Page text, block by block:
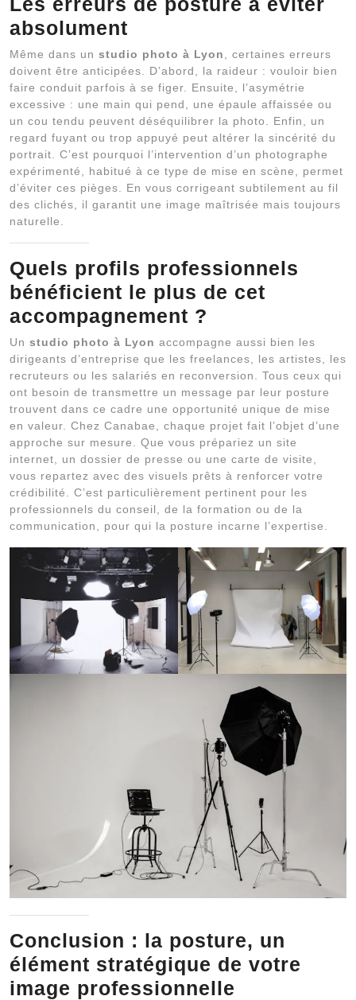
absolument
Même dans un studio photo à Lyon
, certaines erreurs
doivent être anticipées. D’abord, la raideur : vouloir bien
faire conduit parfois à se figer. Ensuite, l’asymétrie
excessive : une main qui pend, une épaule affaissée ou
un cou tendu peuvent déséquilibrer la photo. Enfin, un
regard fuyant ou trop appuyé peut altérer la sincérité du
portrait. C’est pourquoi l’intervention d’un photographe
expérimenté, habitué à ce type de mise en scène, permet
d’éviter ces pièges. En vous corrigeant subtilement au fil
des clichés, il garantit une image maîtrisée mais toujours
naturelle.
Quels profils professionnels
bénéficient le plus de cet
accompagnement ?
Un studio photo à Lyon accompagne aussi bien les
dirigeants d’entreprise que les freelances, les artistes, les
recruteurs ou les salariés en reconversion. Tous ceux qui
ont besoin de transmettre un message par leur posture
trouvent dans ce cadre une opportunité unique de mise
en valeur. Chez Canabae, chaque projet fait l’objet d’une
approche sur mesure. Que vous prépariez un site
internet, un dossier de presse ou une carte de visite,
vous repartez avec des visuels prêts à renforcer votre
crédibilité. C’est particulièrement pertinent pour les
professionnels du conseil, de la formation ou de la
communication, pour qui la posture incarne l’expertise.
Conclusion : la posture, un
élément stratégique de votre
image professionnelle